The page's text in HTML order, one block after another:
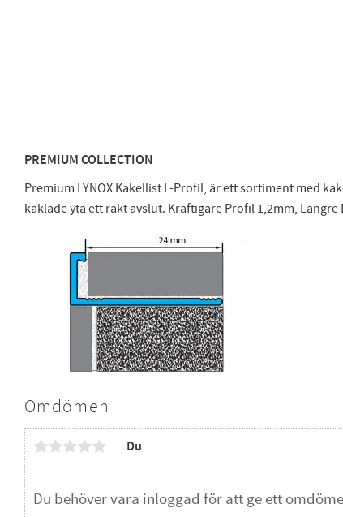
PREMIUM COLLECTION
Premium LYNOX Kakellist L-Profil, är ett sortiment med
kaklade yta ett rakt avslut. Kraftigare Profil 1,2mm, Längre
Omdömen
Du